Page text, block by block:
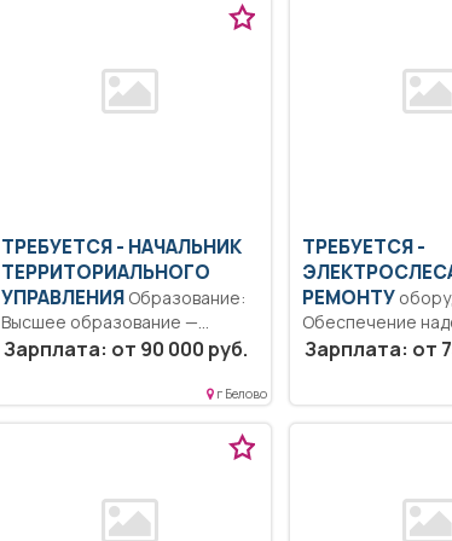
ТРЕБУЕТСЯ - НАЧАЛЬНИК
ТЕРРИТОРИАЛЬНОГО
УПРАВЛЕНИЯ
Высшее образование —
специалитет, магистратура..
Руководит деятельностью
Зарплата: от 90 000 руб.
г Белово
ТРЕБУЕТСЯ -
РЕМОНТУ
Обеспечение
безаварийной
обслуживаемого
оборудования.
графика...
Зарплата: от